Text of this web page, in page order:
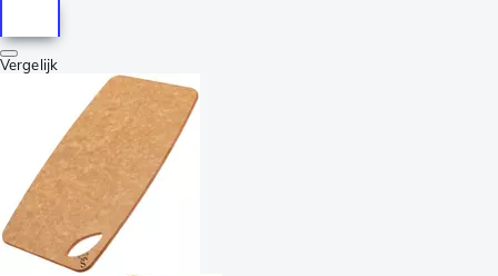
Vergelijk